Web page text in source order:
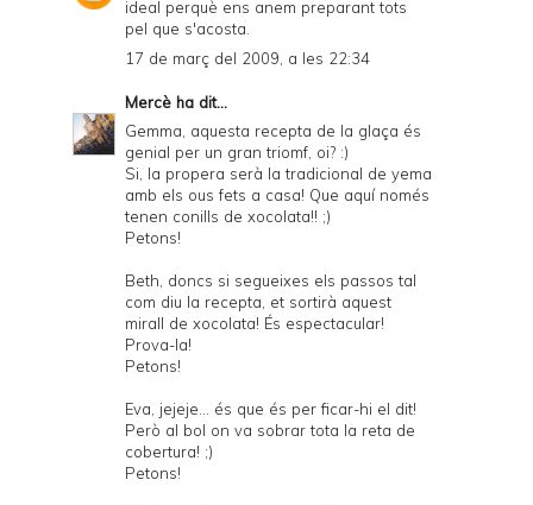
ideal perquè ens anem preparant tots
pel que s'acosta.
17 de març del 2009, a les 22:34
Mercè ha dit...
Gemma, aquesta recepta de la glaça és
genial per un gran triomf, oi? :)
Si, la propera serà la tradicional de yema
amb els ous fets a casa! Que aquí només
tenen conills de xocolata!! ;)
Petons!
Beth, doncs si segueixes els passos tal
com diu la recepta, et sortirà aquest
mirall de xocolata! És espectacular!
Prova-la!
Petons!
Eva, jejeje... és que és per ficar-hi el dit!
Però al bol on va sobrar tota la reta de
cobertura! ;)
Petons!